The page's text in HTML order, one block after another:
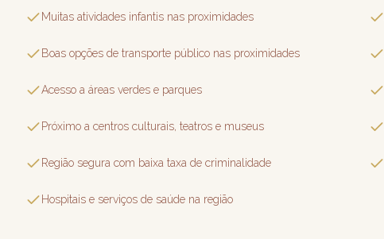
Muitas atividades infantis nas proximidades
Boas opções de transporte público nas proximidades
Acesso a áreas verdes e parques
Próximo a centros culturais, teatros e museus
Região segura com baixa taxa de criminalidade
Hospitais e serviços de saúde na região